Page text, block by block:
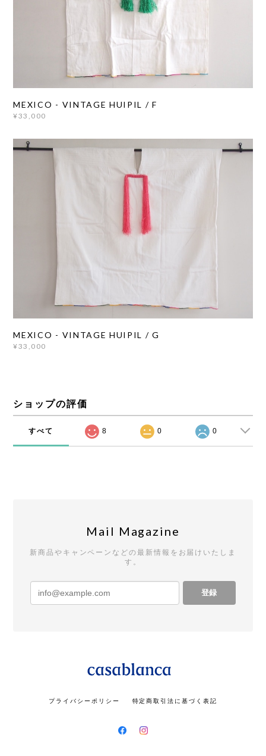
MEXICO - VINTAGE HUIPIL / F
¥33,000
MEXICO - VINTAGE HUIPIL / G
¥33,000
ショップの評価
すべて 8 0 0
Mail Magazine
新商品やキャンペーンなどの最新情報をお届けいたしま
す。
登録
プライバシーポリシー 特定商取引法に基づく表記